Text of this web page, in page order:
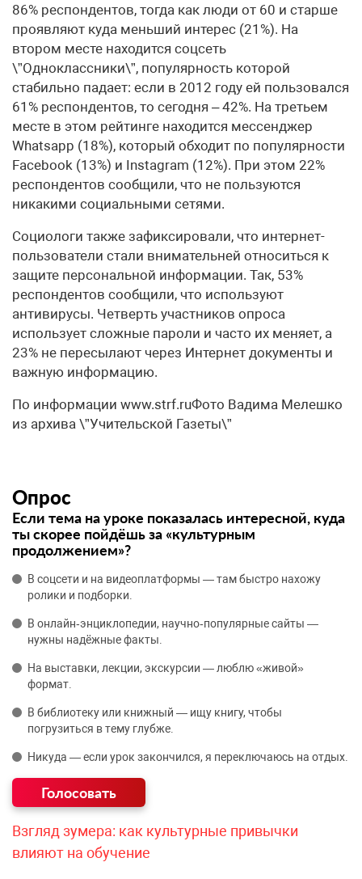
86% респондентов, тогда как люди от 60 и старше
проявляют куда меньший интерес (21%). На
втором месте находится соцсеть
\”Одноклассники\”, популярность которой
стабильно падает: если в 2012 году ей пользовался
61% респондентов, то сегодня – 42%. На третьем
месте в этом рейтинге находится мессенджер
Whatsapp (18%), который обходит по популярности
Facebook (13%) и Instagram (12%). При этом 22%
респондентов сообщили, что не пользуются
никакими социальными сетями.
Социологи также зафиксировали, что интернет-
пользователи стали внимательней относиться к
защите персональной информации. Так, 53%
респондентов сообщили, что используют
антивирусы. Четверть участников опроса
использует сложные пароли и часто их меняет, а
23% не пересылают через Интернет документы и
важную информацию.
По информации www.strf.ruФото Вадима Мелешко
из архива \”Учительской Газеты\”
Опрос
Если тема на уроке показалась интересной, куда
ты скорее пойдёшь за «культурным
продолжением»?
В соцсети и на видеоплатформы — там быстро нахожу
ролики и подборки.
В онлайн‑энциклопедии, научно‑популярные сайты —
нужны надёжные факты.
На выставки, лекции, экскурсии — люблю «живой»
формат.
В библиотеку или книжный — ищу книгу, чтобы
погрузиться в тему глубже.
Никуда — если урок закончился, я переключаюсь на отдых.
Взгляд зумера: как культурные привычки
влияют на обучение